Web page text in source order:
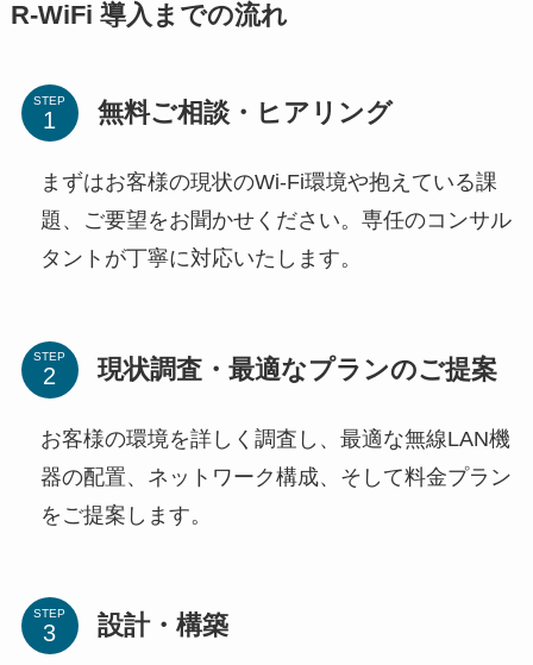
R-WiFi 導入までの流れ
STEP 無料ご相談・ヒアリング
まずはお客様の現状のWi-Fi環境や抱えている課
題、ご要望をお聞かせください。専任のコンサル
タントが丁寧に対応いたします。
STEP 現状調査・最適なプランのご提案
お客様の環境を詳しく調査し、最適な無線LAN機
器の配置、ネットワーク構成、そして料金プラン
をご提案します。
STEP 設計・構築